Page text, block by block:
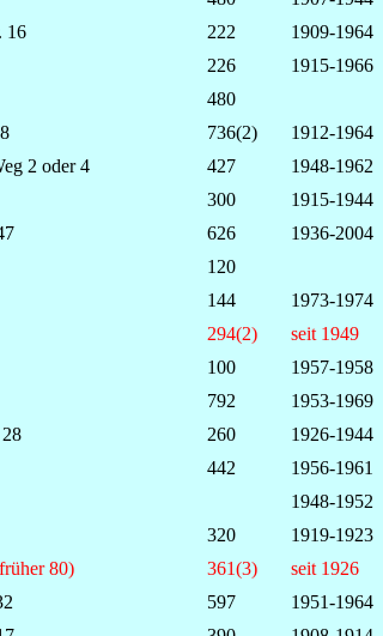
16 222 1909-1964
226 1915-1966
480
736(2) 1912-1964
2 oder 4 427
1948-1962
300
1915-1944
626 1936-2004
120
144
1973-1974
294(2) seit 1949
100
1957-1958
792 1953-1969
260 1926-1944
442 1956-1961
1948-1952
320 1919-1923
80) 361(3) seit 1926
597 1951-1964